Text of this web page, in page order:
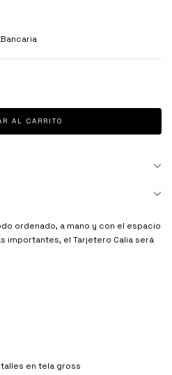
ordenado, a mano y con el espacio
importantes, el Tarjetero Calia será
en tela gross